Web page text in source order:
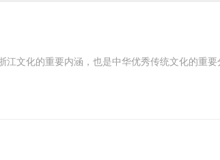
文化的重要内涵，也是中华优秀传统文化的重要